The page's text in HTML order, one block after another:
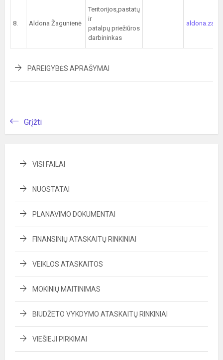
8. Aldona Žagunienė
Teritorijos,pastatų
ir
patalpų priežiūros
darbininkas
PAREIGYBĖS APRAŠYMAI
Grįžti
VISI FAILAI
NUOSTATAI
PLANAVIMO DOKUMENTAI
FINANSINIŲ ATASKAITŲ RINKINIAI
VEIKLOS ATASKAITOS
MOKINIŲ MAITINIMAS
BIUDŽETO VYKDYMO ATASKAITŲ RINKINIAI
VIEŠIEJI PIRKIMAI